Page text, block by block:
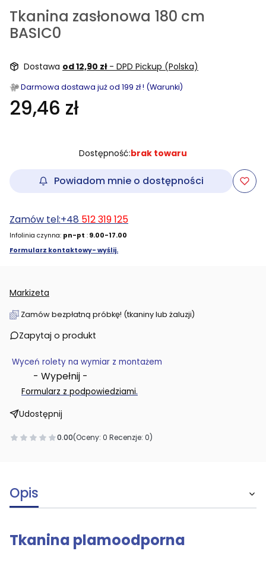
Tkanina zasłonowa 180 cm
BASIC0
Dostawa od 12,90 zł - DPD Pickup (Polska)
Darmowa dostawa już od 199 zł ! (Warunki)
29,46 zł
Dostępność:brak towaru
Powiadom mnie o dostępności
Zamów tel:+48 512 319 125
Infolinia czynna: pn-pt : 9.00-17.00
Formularz kontaktowy- wyślij.
Markizeta
Zamów bezpłatną próbkę! (tkaniny lub żaluzji)
Zapytaj o produkt
Wyceń rolety na wymiar z montażem
- Wypełnij -
Formularz z podpowiedziami.
Udostępnij
0.00(Oceny: 0 Recenzje: 0)
Opis
Tkanina plamoodporna